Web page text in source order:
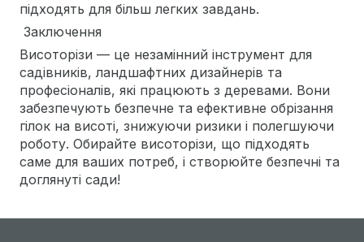
підходять для більш легких завдань.
Заключення
Висоторізи — це незамінний інструмент для
садівників, ландшафтних дизайнерів та
професіоналів, які працюють з деревами. Вони
забезпечують безпечне та ефективне обрізання
гілок на висоті, знижуючи ризики і полегшуючи
роботу. Обирайте висоторізи, що підходять
саме для ваших потреб, і створюйте безпечні та
доглянуті сади!